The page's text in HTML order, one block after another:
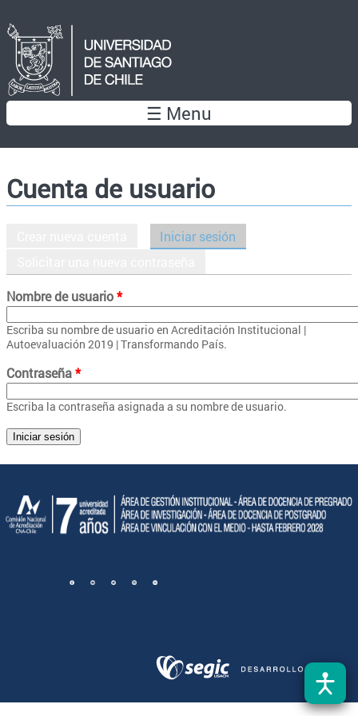
☰ Menu
Cuenta de usuario
Solapas principales
Iniciar sesión
Nombre de usuario*
Escriba su nombre de usuario en Acreditación Institucional |
Autoevaluación 2019 | Transformando País.
Contraseña*
Escriba la contraseña asignada a su nombre de usuario.
CNA-7-años---Horizontal_CNA-7-años-3LG.png